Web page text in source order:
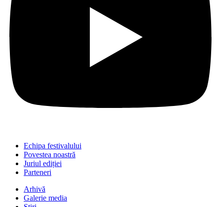
Echipa festivalului
Povestea noastră
Juriul ediției
Parteneri
Arhivă
Galerie media